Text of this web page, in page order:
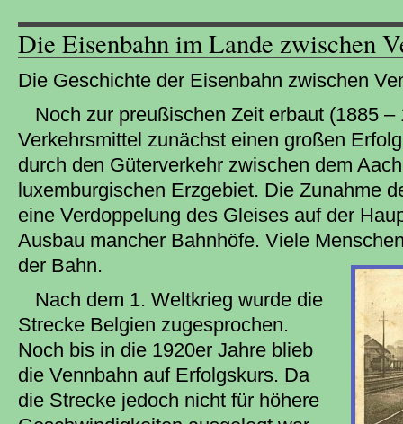
Die Eisenbahn im Lande zwischen
Die Geschichte der Eisenbahn zwischen
Noch zur preußischen Zeit erbaut (1885
Verkehrsmittel zunächst einen großen
durch den Güterverkehr zwischen dem
luxemburgischen Erzgebiet. Die Zunahme
eine Verdoppelung des Gleises auf der
Ausbau mancher Bahnhöfe. Viele
der Bahn.
Nach dem 1. Weltkrieg wurde die
Strecke Belgien zugesprochen.
Noch bis in die 1920er Jahre blieb
die Vennbahn auf Erfolgskurs. Da
die Strecke jedoch nicht für höhere